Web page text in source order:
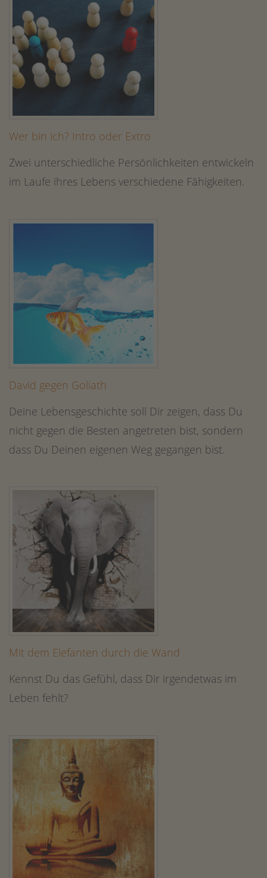
Wer bin ich? Intro oder Extro
Zwei unterschiedliche Persönlichkeiten entwickeln
im Laufe ihres Lebens verschiedene Fähigkeiten.
David gegen Goliath
Deine Lebensgeschichte soll Dir zeigen, dass Du
nicht gegen die Besten angetreten bist, sondern
dass Du Deinen eigenen Weg gegangen bist.
Mit dem Elefanten durch die Wand
Kennst Du das Gefühl, dass Dir irgendetwas im
Leben fehlt?